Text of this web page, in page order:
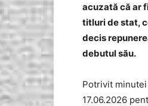
acuzată că ar
titluri de stat,
decis
debutul său.
Potrivit minutei
17.06.2026